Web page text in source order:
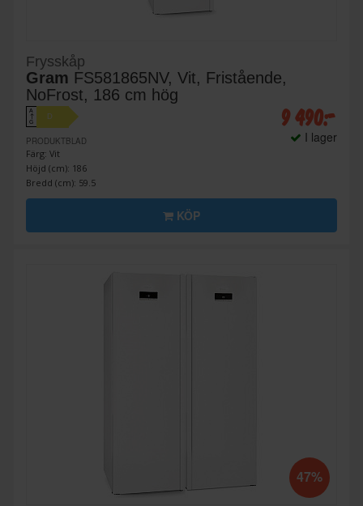
Frysskåp
Gram FS581865NV, Vit, Fristående,
NoFrost, 186 cm hög
A
↑
G
D
PRODUKTBLAD
Färg: Vit
Höjd (cm): 186
Bredd (cm): 59.5
9 490:-
I lager
KÖP
47%